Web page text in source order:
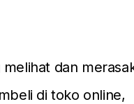
dan
di toko online,